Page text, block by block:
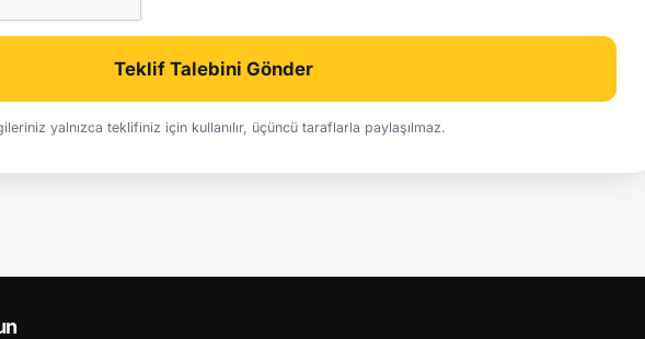
Teklif Talebini Gönder
yalnızca teklifiniz için kullanılır, üçüncü taraflarla paylaşılmaz.